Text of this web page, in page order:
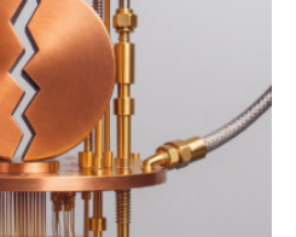
den passenden
worden, 2024 gelang
mit Unterstützung
entscheidende Durchbruch:
Kernübergang wurde
man zeigen, dass sich
lässt, um hochpräzise…